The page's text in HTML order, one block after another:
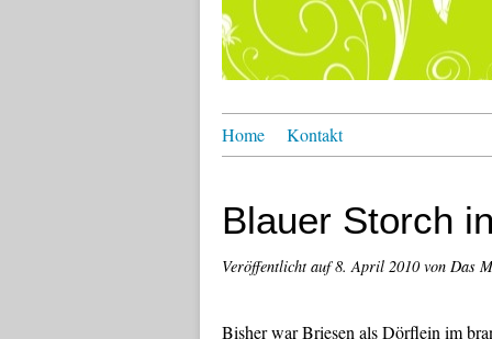
Home Kontakt
Blauer Storch
Veröffentlicht auf8. April 2010von Das
Bisher war Briesen als Dörflein im